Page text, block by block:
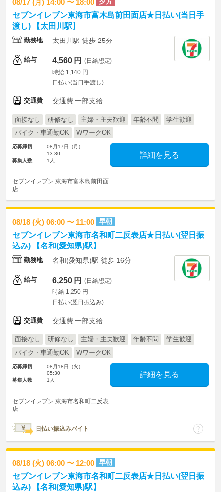
08/17 (月) 14:00 〜 18:00 夕方
セブンイレブン東海市富木島前田面店★日払い(当日手
渡し) 【太田川駅】
勤務地 太田川駅 徒歩 25分
給与 4,560 円 (日給想定)
時給 1,140 円
日払い(当日手渡し)
交通費 交通費 一部支給
面接なし 研修なし 主婦・主夫歓迎 年齢不問
学生歓迎
バイク・車通勤OK
WワークOK
応募締切
08月17日（月）
13:30
募集人数
1人
詳細を見る
セブンイレブン 東海市富木島前田面
店
08/18 (火) 06:00 〜 11:00 早朝
セブンイレブン東海市名和町二反表店★日払い(翌日振
込み) 【名和(愛知県)駅】
勤務地 名和(愛知県)駅 徒歩 16分
給与 6,250 円 (日給想定)
時給 1,250 円
日払い(翌日振込み)
交通費 交通費 一部支給
面接なし 研修なし 主婦・主夫歓迎 年齢不問
学生歓迎
バイク・車通勤OK
WワークOK
応募締切
08月18日（火）
05:30
募集人数
1人
詳細を見る
セブンイレブン 東海市名和町二反表
店
日払い振込みバイト
08/18 (火) 06:00 〜 12:00 早朝
セブンイレブン東海市名和町二反表店★日払い(翌日振
込み) 【名和(愛知県)駅】